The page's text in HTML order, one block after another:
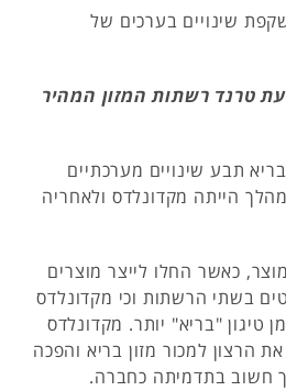
שינויים בערכים של
טרנד רשתות המזון המהיר
תבע שינויים מערכתיים
הייתה מקדונלדס ולאחריה
כאשר החלו לייצר מוצרים
בשתי הרשתות וכי מקדונלדס
"בריא" יותר. מקדונלדס
הרצון למכור מזון בריא והפכה
חשוב בתדמיתה כחברה.